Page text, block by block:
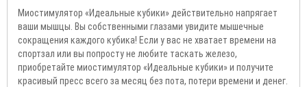
Миостимулятор «Идеальные кубики» действительно напрягает
ваши мышцы. Вы собственными глазами увидите мышечные
сокращения каждого кубика! Если у вас не хватает времени на
спортзал или вы попросту не любите таскать железо,
приобретайте миостимулятор «Идеальные кубики» и получите
красивый пресс всего за месяц без пота, потери времени и денег.